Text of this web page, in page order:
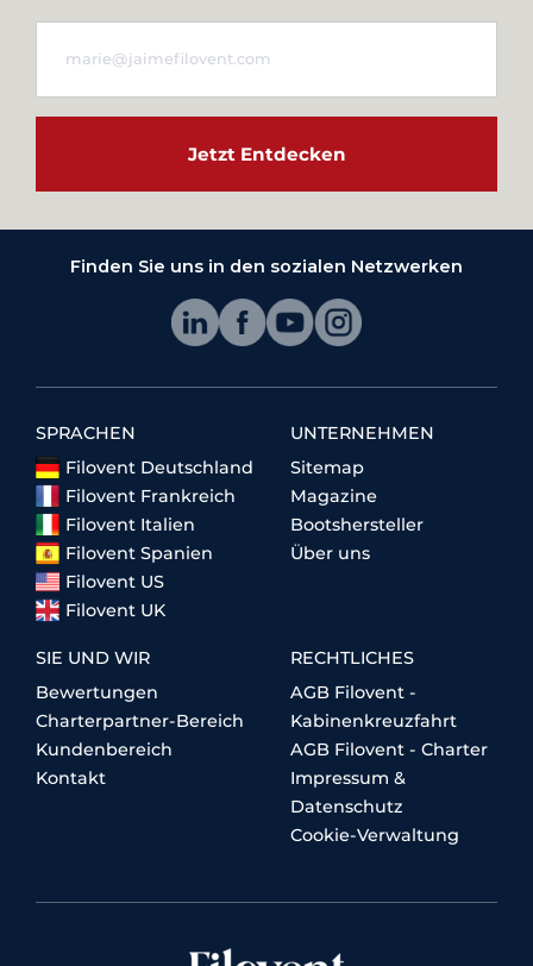
Jetzt Entdecken
Finden Sie uns in den sozialen Netzwerken
SPRACHEN
Filovent Deutschland
Filovent Frankreich
Filovent Italien
Filovent Spanien
Filovent US
Filovent UK
UNTERNEHMEN
Sitemap
Magazine
Bootshersteller
Über uns
SIE UND WIR
Bewertungen
Charterpartner-Bereich
Kundenbereich
Kontakt
RECHTLICHES
AGB Filovent -
Kabinenkreuzfahrt
AGB Filovent - Charter
Impressum &
Datenschutz
Cookie-Verwaltung